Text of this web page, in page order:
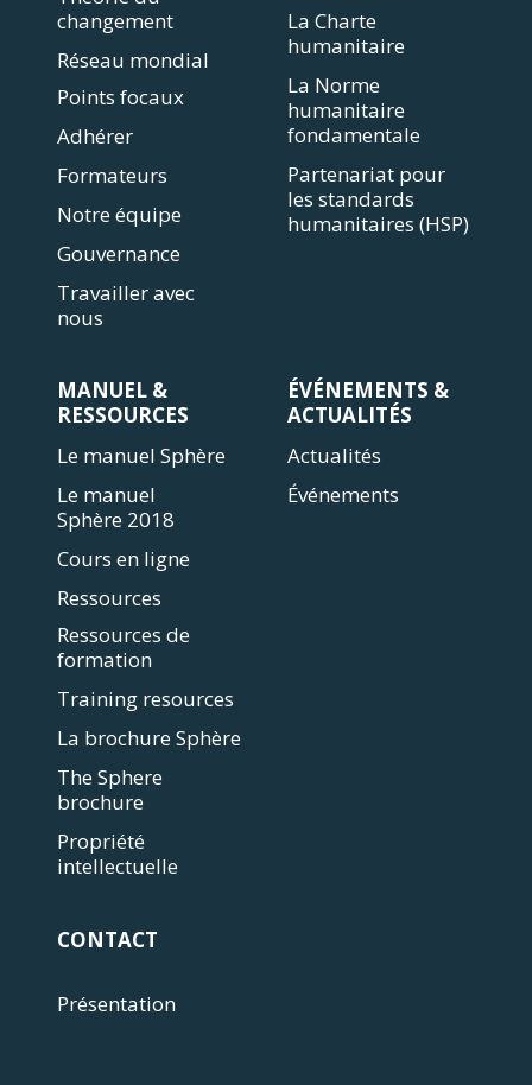
changement
Réseau mondial
Points focaux
Adhérer
Formateurs
Notre équipe
Gouvernance
Travailler avec
nous
La Charte
humanitaire
La Norme
humanitaire
fondamentale
Partenariat pour
les standards
humanitaires (HSP)
MANUEL &
RESSOURCES
Le manuel Sphère
Le manuel
Sphère 2018
Cours en ligne
Ressources
Ressources de
formation
Training resources
La brochure Sphère
The Sphere
brochure
Propriété
intellectuelle
ÉVÉNEMENTS &
ACTUALITÉS
Actualités
Événements
CONTACT
Présentation